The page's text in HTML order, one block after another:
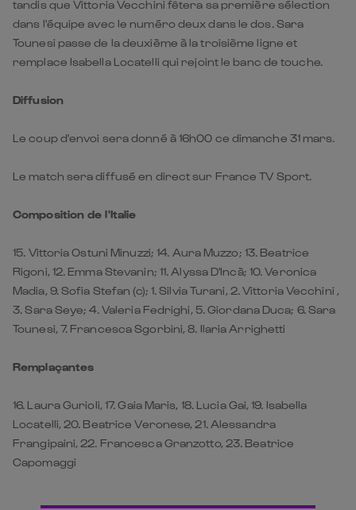
tandis que Vittoria Vecchini fêtera sa première sélection
dans l'équipe avec le numéro deux dans le dos. Sara
Tounesi passe de la deuxième à la troisième ligne et
remplace Isabella Locatelli qui rejoint le banc de touche.
Diffusion
Le coup d'envoi sera donné à 16h00 ce dimanche 31 mars.
Le match sera diffusé en direct sur France TV Sport.
Composition de l'Italie
15. ⁠Vittoria Ostuni Minuzzi; 14. ⁠Aura Muzzo; 13. ⁠Beatrice
Rigoni, 12. ⁠Emma Stevanin; 11. ⁠Alyssa D'Incà; 10. ⁠Veronica
Madia, 9. ⁠Sofia Stefan (c); 1. Silvia Turani, 2. Vittoria Vecchini ,
3. ⁠Sara Seye; 4. ⁠Valeria Fedrighi, 5. ⁠Giordana Duca; 6. Sara
Tounesi, 7. Francesca Sgorbini⁠, 8. Ilaria Arrighetti
Remplaçantes
16. Laura Gurioli, 17. ⁠Gaia Maris, 18. ⁠Lucia Gai, 19. ⁠Isabella
Locatelli, 20. Beatrice Veronese, 21. ⁠Alessandra
Frangipaini, 22. Francesca Granzotto, 23. Beatrice
Capomaggi